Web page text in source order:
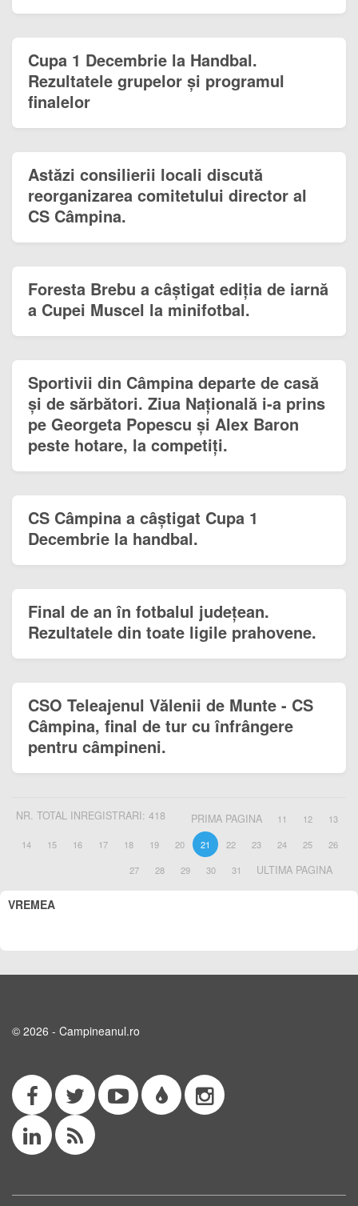
Cupa 1 Decembrie la Handbal.
Rezultatele grupelor și programul
finalelor
Astăzi consilierii locali discută
reorganizarea comitetului director al
CS Câmpina.
Foresta Brebu a câștigat ediția de iarnă
a Cupei Muscel la minifotbal.
Sportivii din Câmpina departe de casă
și de sărbători. Ziua Națională i-a prins
pe Georgeta Popescu și Alex Baron
peste hotare, la competiți.
CS Câmpina a câștigat Cupa 1
Decembrie la handbal.
Final de an în fotbalul județean.
Rezultatele din toate ligile prahovene.
CSO Teleajenul Vălenii de Munte - CS
Câmpina, final de tur cu înfrângere
pentru câmpineni.
NR. TOTAL INREGISTRARI: 418 PRIMA PAGINA 11 12
13
14
15 16 17 18 19 20 21 22 23 24 25
26
27
28 29 30 31 ULTIMA PAGINA
VREMEA
© 2026 - Campineanul.ro